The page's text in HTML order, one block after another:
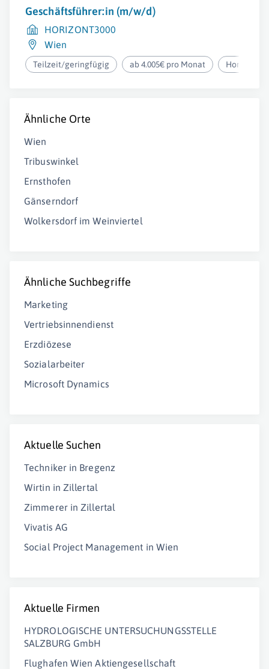
Geschäftsführer:in (m/w/d)
HORIZONT3000
Wien
Teilzeit/geringfügig ab 4.005€ pro Monat
Ähnliche Orte
Wien
Tribuswinkel
Ernsthofen
Gänserndorf
Wolkersdorf im Weinviertel
Ähnliche Suchbegriffe
Marketing
Vertriebsinnendienst
Erzdiözese
Sozialarbeiter
Microsoft Dynamics
Aktuelle Suchen
Techniker in Bregenz
Wirtin in Zillertal
Zimmerer in Zillertal
Vivatis AG
Social Project Management in Wien
Aktuelle Firmen
HYDROLOGISCHE UNTERSUCHUNGSSTELLE
SALZBURG GmbH
Flughafen Wien Aktiengesellschaft